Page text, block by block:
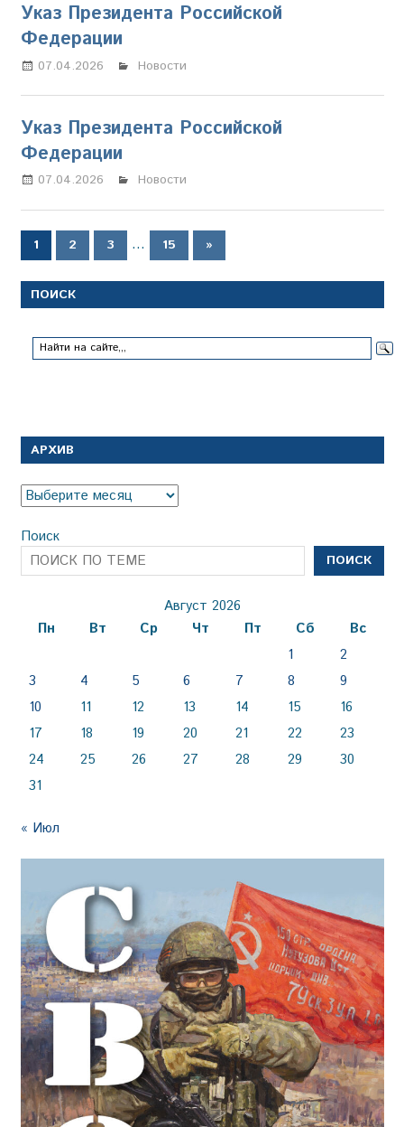
Указ Президента Российской
Федерации
07.04.2026 Марина Щербакова
Новости
Указ Президента Российской
Федерации
07.04.2026 Марина Щербакова
Новости
Пагинация
1 2 3 … 15
Следующие
записи
»
ПОИСК
АРХИВ
Архив
Поиск
ПОИСК
Август 2026
Пн
Вт Ср Чт Пт Сб
Вс
1
2
3
4 5 6 7 8
9
10
11 12 13 14 15
16
17
18 19 20 21 22
23
24
25 26 27 28 29
30
31
« Июл